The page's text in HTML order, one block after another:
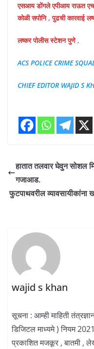
एसआय डोंगले एपीआय राऊत
कोळी सपोनि , पुढची कारवाई
लष्कर पोलीस स्टेशन पुणे ,
ACS POLICE CRIME
CHIEF EDITOR WAJID S
हातात तलवार घेवुन सोशल
गजाआड.
फुटपाथवरील व्यावसायीकांना
wajid s khan
सूचना : आम्ही माहिती
डिजिटल माध्यमे ) नियम
प्रकाशित मजकूर , बातमी ,